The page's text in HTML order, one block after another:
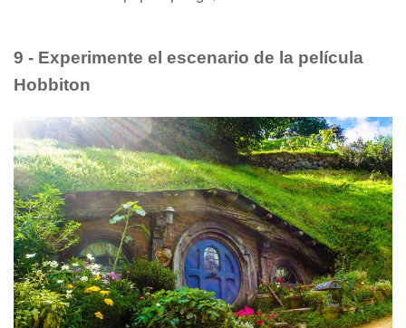
9 - Experimente el escenario de la película
Hobbiton